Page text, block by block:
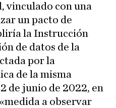
vinculado con una
un pacto de
la Instrucción
de datos de la
por la
de la misma
de junio de 2022, en
a observar